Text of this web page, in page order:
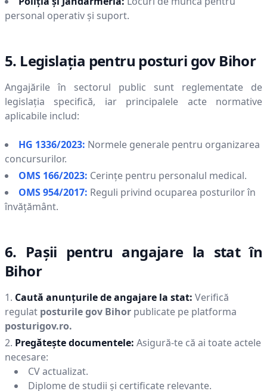
personal operativ și suport.
5. Legislația pentru posturi gov Bihor
Angajările în sectorul public sunt reglementate de
legislația specifică, iar principalele acte normative
aplicabile includ:
HG 1336/2023: Normele generale pentru organizarea
concursurilor.
OMS 166/2023: Cerințe pentru personalul medical.
OMS 954/2017: Reguli privind ocuparea posturilor în
învățământ.
6. Pașii pentru angajare la stat în
Bihor
Caută anunțurile de angajare la stat: Verifică
regulat posturile gov Bihor publicate pe platforma
posturigov.ro.
Pregătește documentele: Asigură-te că ai toate actele
necesare:
CV actualizat.
Diplome de studii și certificate relevante.